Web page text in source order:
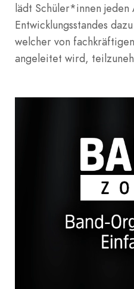
lädt Schüler*innen jeden
Entwicklungsstandes
welcher von
angeleitet wird,